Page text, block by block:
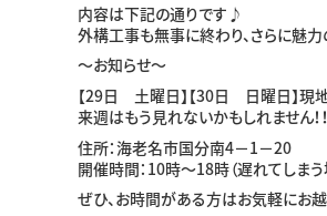
内容は下記の通りです♪
外構工事も無事に終わり、さらに魅力
〜お知らせ〜
【29日 土曜日】【30日 日曜日】現
来週はもう見れないかもしれません
住所：海老名市国分南4−1−20
開催時間：10時〜18時（遅れてしま
ぜひ、お時間がある方はお気軽にお